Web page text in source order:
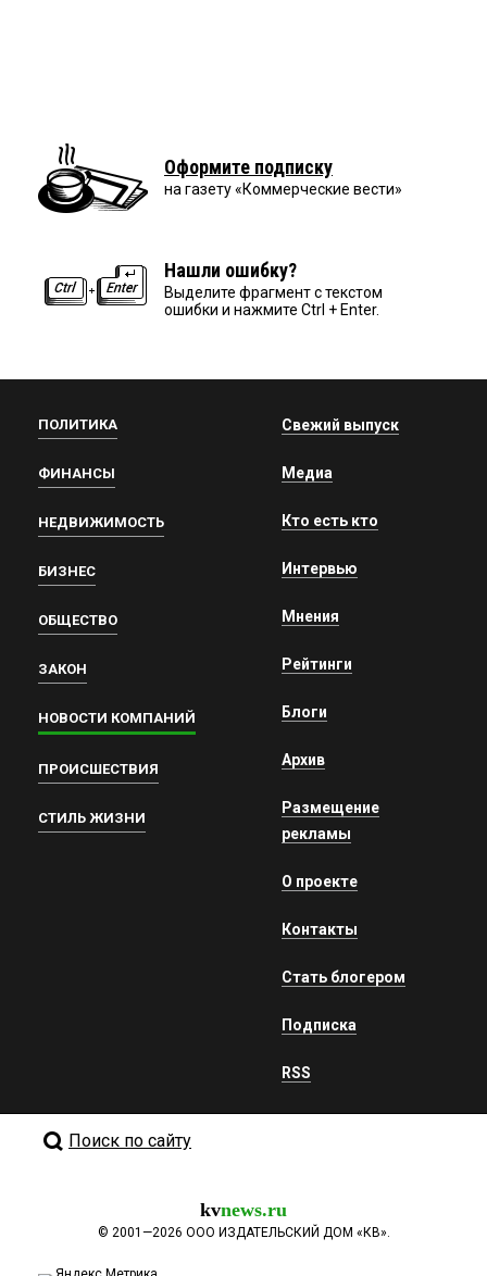
Оформите подписку
на газету «Коммерческие вести»
Нашли ошибку?
Выделите фрагмент с текстом
ошибки и нажмите Ctrl + Enter.
ПОЛИТИКА
ФИНАНСЫ
НЕДВИЖИМОСТЬ
БИЗНЕС
ОБЩЕСТВО
ЗАКОН
НОВОСТИ КОМПАНИЙ
ПРОИСШЕСТВИЯ
СТИЛЬ ЖИЗНИ
Свежий выпуск
Медиа
Кто есть кто
Интервью
Мнения
Рейтинги
Блоги
Архив
Размещение
рекламы
О проекте
Контакты
Стать блогером
Подписка
RSS
Поиск по сайту
kvnews.ru
© 2001—2026 ООО ИЗДАТЕЛЬСКИЙ ДОМ «КВ».